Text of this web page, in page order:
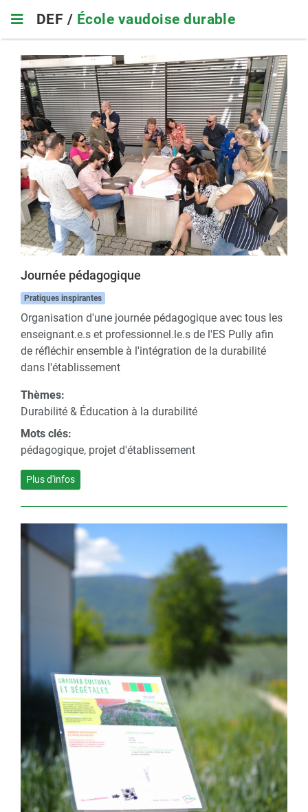
main
navigation
DEF / École vaudoise durable
Journée pédagogique
Pratiques inspirantes
Organisation d'une journée pédagogique avec tous les
enseignant.e.s et professionnel.le.s de l'ES Pully afin
de réfléchir ensemble à l'intégration de la durabilité
dans l'établissement
Thèmes:
Durabilité & Éducation à la durabilité
Mots clés:
pédagogique, projet d'établissement
Plus d'infos